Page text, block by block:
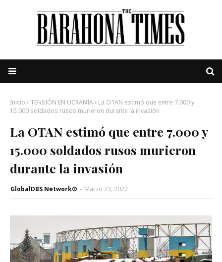
Inicio TENSIÓN EN UCRANIA
La OTAN estimó que entre 7.000 y
15.000 soldados rusos murieron durante la invasión
La OTAN estimó que entre 7.000 y
15.000 soldados rusos murieron
durante la invasión
GlobalDBS Network® - Marzo 23, 2022